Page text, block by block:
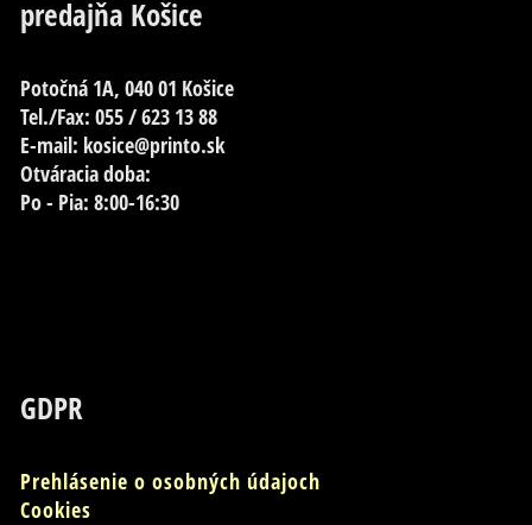
predajňa Košice
Potočná 1A, 040 01 Košice
Tel./Fax: 055 / 623 13 88
E-mail: kosice@printo.sk
Otváracia doba:
Po - Pia: 8:00-16:30
GDPR
Prehlásenie o osobných údajoch
Cookies